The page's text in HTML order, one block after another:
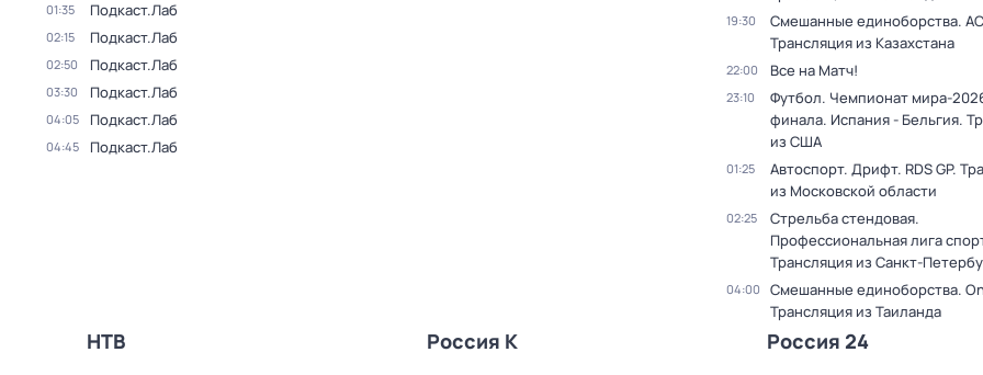
01:35 Подкаст.Лаб
02:15 Подкаст.Лаб
02:50 Подкаст.Лаб
03:30 Подкаст.Лаб
04:05 Подкаст.Лаб
04:45 Подкаст.Лаб
19:30
Смешанные единоборства.
Трансляция из Казахстана
22:00 Все на Матч!
23:10
Футбол. Чемпионат мира-
финала. Испания - Бельгия.
из США
01:25
Автоспорт. Дрифт. RDS GP.
из Московской области
02:25
Стрельба стендовая.
Профессиональная лига
Трансляция из Санкт-
04:00
Смешанные единоборства.
Трансляция из Таиланда
НТВ Россия К Россия 24